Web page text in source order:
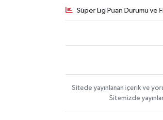
Süper Lig Puan Durumu ve
Sitede yayınlanan içerik ve
Sitemizde